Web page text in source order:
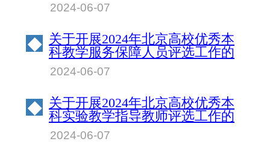
2024-06-07
◆ 关于开展2024年北京高校优秀本
科教学服务保障人员评选工作的
通知
2024-06-07
◆ 关于开展2024年北京高校优秀本
科实验教学指导教师评选工作的
通知
2024-06-07